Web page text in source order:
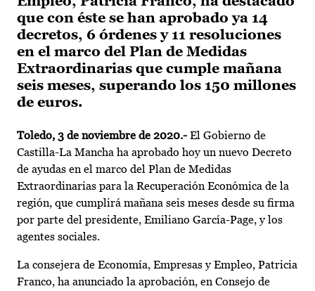
que con éste se han aprobado ya 14
decretos, 6 órdenes y 11 resoluciones
en el marco del Plan de Medidas
Extraordinarias que cumple mañana
seis meses, superando los 150 millones
de euros.
Toledo, 3 de noviembre de 2020.- El Gobierno de
Castilla-La Mancha ha aprobado hoy un nuevo Decreto
de ayudas en el marco del Plan de Medidas
Extraordinarias para la Recuperación Económica de la
región, que cumplirá mañana seis meses desde su firma
por parte del presidente, Emiliano García-Page, y los
agentes sociales.
La consejera de Economía, Empresas y Empleo, Patricia
Franco, ha anunciado la aprobación, en Consejo de